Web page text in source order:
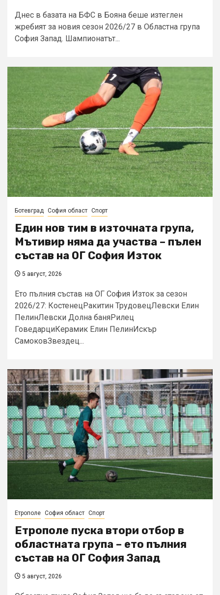
Днес в базата на БФС в Бояна беше изтеглен
жребият за новия сезон 2026/27 в Областна група
София Запад. Шампионатът...
Ботевград София област Спорт
Един нов тим в източната група,
Мътивир няма да участва – пълен
състав на ОГ София Изток
5 август, 2026
Ето пълния състав на ОГ София Изток за сезон
2026/27: КостенецРакитин ТрудовецЛевски Елин
ПелинЛевски Долна баняРилец
ГоведарциКерамик Елин ПелинИскър
СамоковЗвездец...
Етрополе София област Спорт
Етрополе пуска втори отбор в
областната група – ето пълния
състав на ОГ София Запад
5 август, 2026